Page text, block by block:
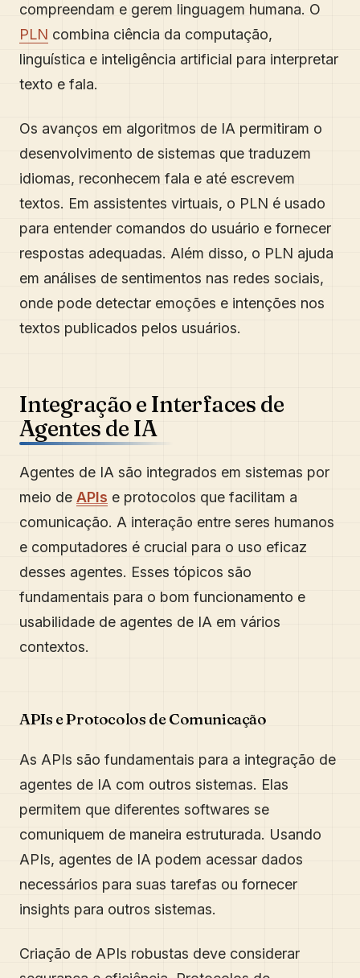
compreendam e gerem linguagem humana. O
PLN combina ciência da computação,
linguística e inteligência artificial para interpretar
texto e fala.
Os avanços em algoritmos de IA permitiram o
desenvolvimento de sistemas que traduzem
idiomas, reconhecem fala e até escrevem
textos. Em assistentes virtuais, o PLN é usado
para entender comandos do usuário e fornecer
respostas adequadas. Além disso, o PLN ajuda
em análises de sentimentos nas redes sociais,
onde pode detectar emoções e intenções nos
textos publicados pelos usuários.
Integração e Interfaces de
Agentes de IA
Agentes de IA são integrados em sistemas por
meio de APIs e protocolos que facilitam a
comunicação. A interação entre seres humanos
e computadores é crucial para o uso eficaz
desses agentes. Esses tópicos são
fundamentais para o bom funcionamento e
usabilidade de agentes de IA em vários
contextos.
APIs e Protocolos de Comunicação
As APIs são fundamentais para a integração de
agentes de IA com outros sistemas. Elas
permitem que diferentes softwares se
comuniquem de maneira estruturada. Usando
APIs, agentes de IA podem acessar dados
necessários para suas tarefas ou fornecer
insights para outros sistemas.
Criação de APIs robustas deve considerar